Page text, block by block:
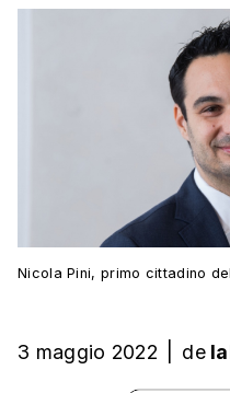
Nicola Pini, primo cittadino
3 maggio 2022 de